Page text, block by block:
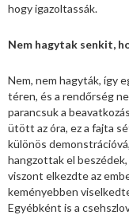
hogy igazoltassák.
Nem hagytak senkit,
Nem, nem hagyták, így
téren, és a rendőrség
parancsuk a
ütött az óra, ez a fajta
különös
hangzottak el
viszont elkezdte az
keményebben
Egyébként is a